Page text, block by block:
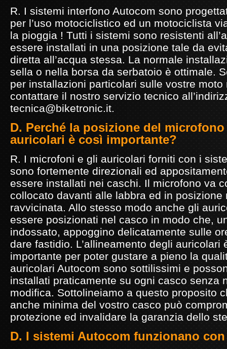
R. I sistemi interfono Autocom sono
per l’uso motociclistico ed un motociclista
la pioggia ! Tutti i sistemi sono resistenti
essere installati in una posizione tale da
diretta all’acqua stessa. La normale
sella o nella borsa da serbatoio è ottimale.
per installazioni particolari sulle vostre moto
contattare il nostro servizio tecnico
tecnica@biketronic.it.
D. Perché la posizione del
auricolari è così importante?
R. I microfoni e gli auricolari forniti con i
sono fortemente direzionali ed
essere installati nei caschi. Il microfono va
collocato davanti alle labbra ed in posizione
ravvicinata. Allo stesso modo anche gli
essere posizionati nel casco in modo che,
indossato, appoggino delicatamente sulle
dare fastidio. L’allineamento degli auricolari
importante per poter gustare a pieno la
auricolari Autocom sono sottilissimi e
installati praticamente su ogni casco senza
modifica. Sottolineiamo a questo proposito
anche minima del vostro casco può
protezione ed invalidare la garanzia dello
D. I sistemi Autocom funzionano